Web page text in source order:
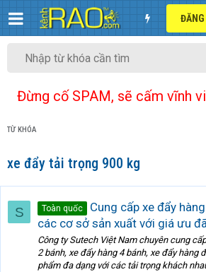
Đừng cố SPAM, sẽ cấm vĩnh
TỪ KHÓA
xe đẩy tải trọng 900 kg
S Toàn quốc
Cung cấp xe đẩy
các cơ sở sản xuất với giá ưu
Công ty Sutech Việt Nam chuyên cung
2 bánh, xe đẩy hàng 4 bánh, xe đẩy hàng
phẩm đa dạng với các tải trọng khách